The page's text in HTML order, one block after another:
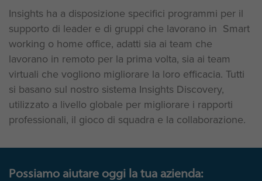
Insights ha a disposizione specifici programmi per il
supporto di leader e di gruppi che lavorano in Smart
working o home office, adatti sia ai team che
lavorano in remoto per la prima volta, sia ai team
virtuali che vogliono migliorare la loro efficacia. Tutti
si basano sul nostro sistema Insights Discovery,
utilizzato a livello globale per migliorare i rapporti
professionali, il gioco di squadra e la collaborazione.
Possiamo aiutare oggi la tua azienda: